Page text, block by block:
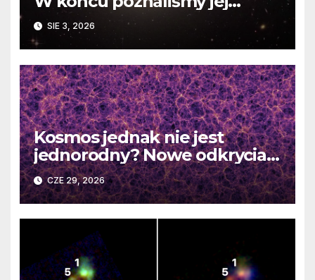
faktyczne wymiary
SIE 3, 2026
Kosmos jednak nie jest
jednorodny? Nowe odkrycia
DESI burzą fundamentalne
zasady kosmologii
CZE 29, 2026